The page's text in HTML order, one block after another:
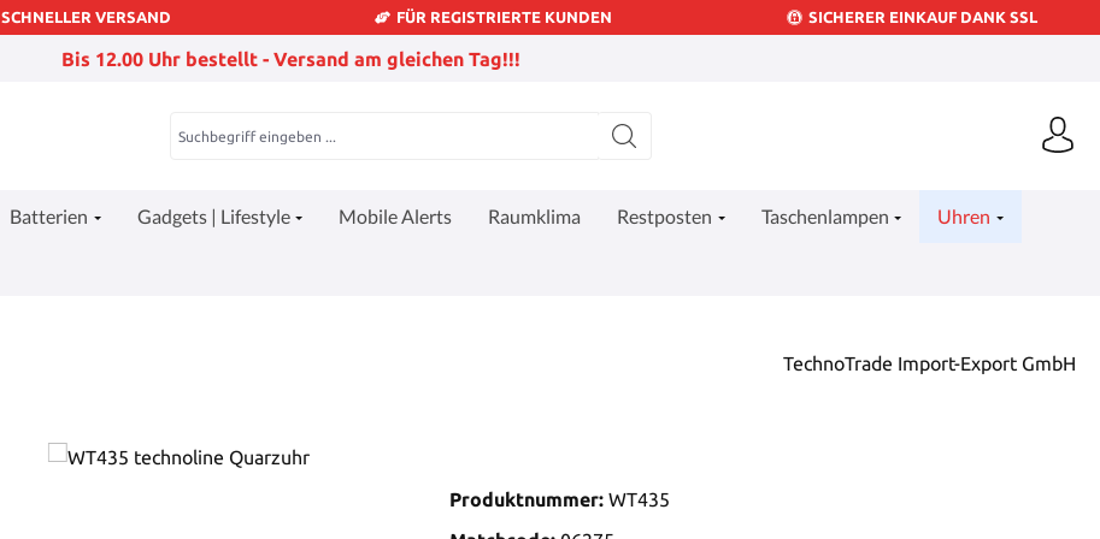
SCHNELLER VERSAND FÜR REGISTRIERTE KUNDEN SICHERER EINKAUF DANK SSL
Bis 12.00 Uhr bestellt - Versand am gleichen Tag!!!
Batterien Gadgets | Lifestyle Mobile Alerts Raumklima Restposten Taschenlampen Uhren
TechnoTrade Import-Export GmbH
Produktnummer: WT435